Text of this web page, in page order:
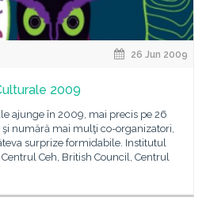
26 Jun 2009
2009
ajunge în 2009, mai precis pe 26
şi numără mai mulţi co-organizatori,
surprize formidabile. Institutul
Ceh, British Council, Centrul